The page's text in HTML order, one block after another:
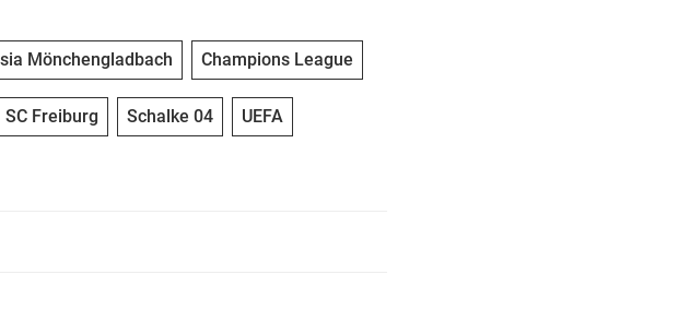
Mönchengladbach Champions League
SC Freiburg Schalke 04 UEFA